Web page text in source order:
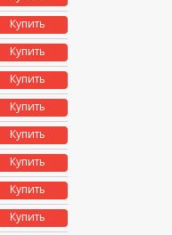
Купить
Купить
Купить
Купить
Купить
Купить
Купить
Купить